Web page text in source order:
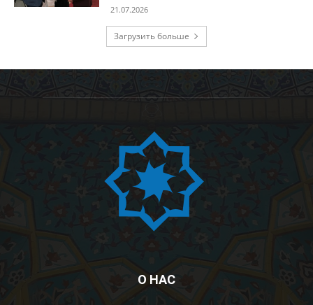
21.07.2026
Загрузить больше
О НАС